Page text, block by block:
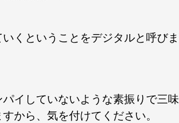
くということをデジタルと呼びま
イしていないような素振りで三味
から、気を付けてください。